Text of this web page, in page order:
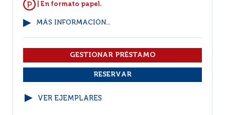
| En formato papel.
MÁS INFORMACIÓN...
VER EJEMPLARES